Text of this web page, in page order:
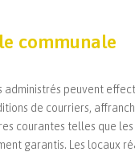
communale
administrés peuvent
de courriers,
courantes telles que
garantis. Les locaux